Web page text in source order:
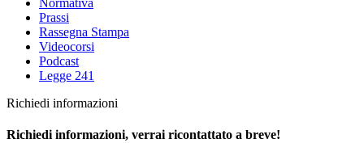
Normativa
Prassi
Rassegna Stampa
Videocorsi
Podcast
Legge 241
Richiedi informazioni
Richiedi informazioni, verrai ricontattato a breve!